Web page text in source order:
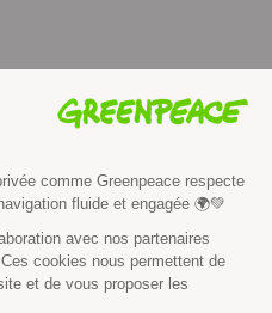
instagramyoutube
intellectuelle
légales
dans le monde